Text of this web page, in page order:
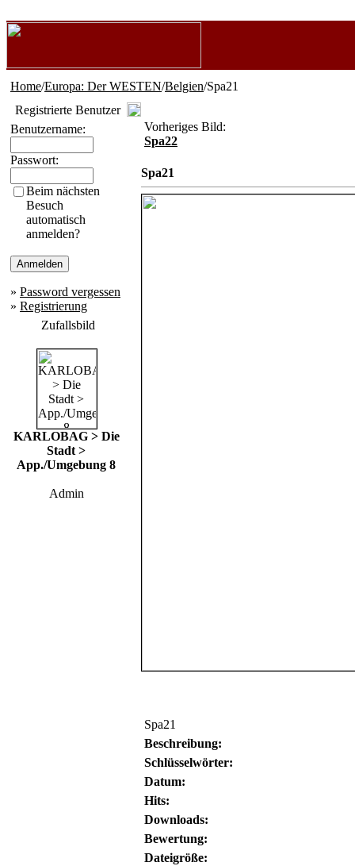
Home/Europa: Der WESTEN/Belgien/Spa21
Registrierte Benutzer
Benutzername:
Passwort:
Beim nächsten
Besuch
automatisch
anmelden?
» Password vergessen
» Registrierung
Zufallsbild
KARLOBAG > Die
Stadt >
App./Umgebung 8
Admin
Vorheriges Bild:
Spa22
Spa21
Spa21
Beschreibung:
Schlüsselwörter:
Datum:
Hits:
Downloads:
Bewertung:
Dateigröße: